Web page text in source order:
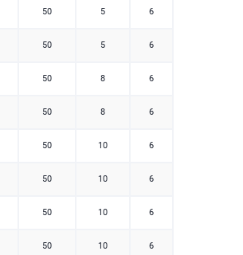
50 5 6
50 5 6
50 8 6
50 8 6
50 10 6
50 10 6
50 10 6
50 10 6